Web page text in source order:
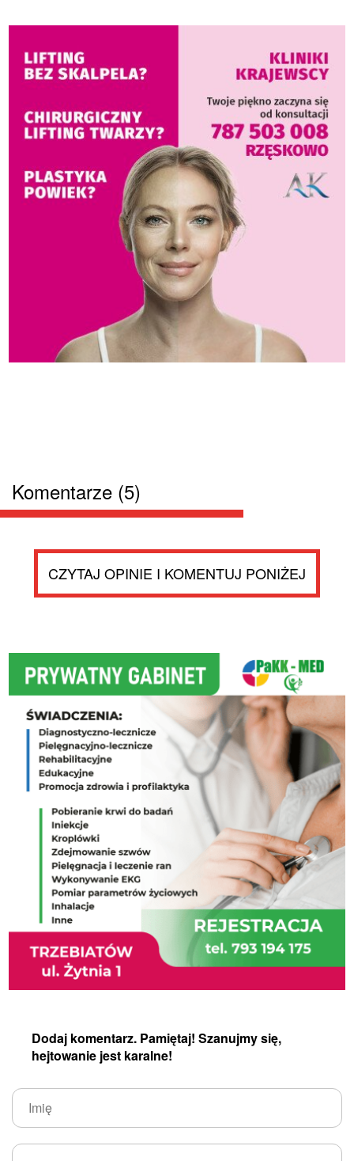
Komentarze (5)
CZYTAJ OPINIE I KOMENTUJ PONIŻEJ
Dodaj komentarz. Pamiętaj! Szanujmy się,
hejtowanie jest karalne!